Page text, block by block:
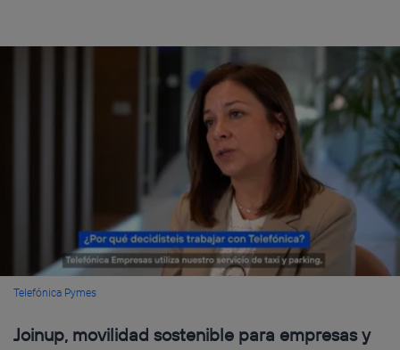
Telefónica Pymes
Joinup, movilidad sostenible para empresas y